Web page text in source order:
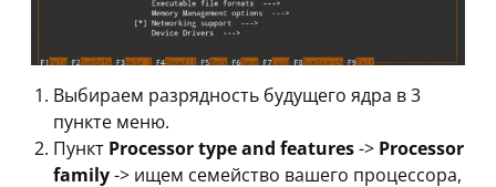
Выбираем разрядность будущего ядра в 3
пункте меню.
Пункт Processor type and features-> Processor
family-> ищем семейство вашего процессора,